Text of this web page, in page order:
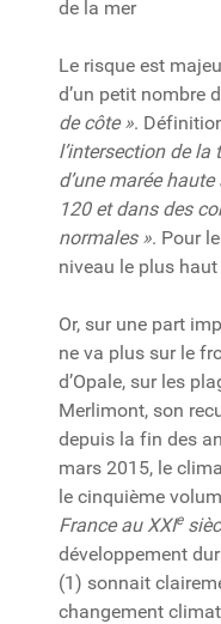
Le risque est
d’un petit nombre
de côte ».
l’intersection de la
d’une marée
120 et dans des
normales ». Pour
niveau le plus
Or, sur une part
ne va plus sur le
d’Opale, sur les
Merlimont, son
depuis la fin des
mars 2015, le
le cinquième
France au XXIe
développement
(1) sonnait
changement